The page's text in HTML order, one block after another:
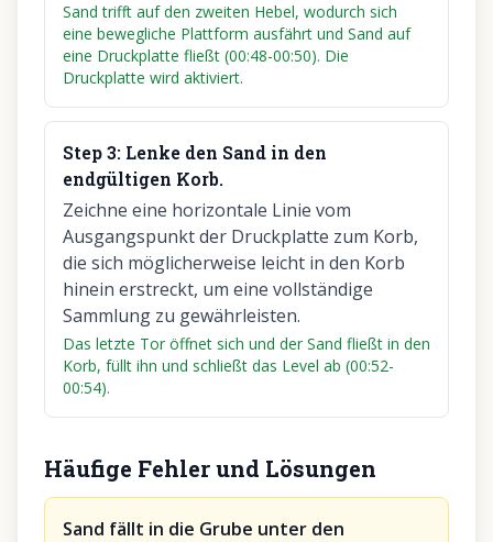
Sand trifft auf den zweiten Hebel, wodurch sich
eine bewegliche Plattform ausfährt und Sand auf
eine Druckplatte fließt (00:48-00:50). Die
Druckplatte wird aktiviert.
Step3: Lenke den Sand in den
endgültigen Korb.
Zeichne eine horizontale Linie vom
Ausgangspunkt der Druckplatte zum Korb,
die sich möglicherweise leicht in den Korb
hinein erstreckt, um eine vollständige
Sammlung zu gewährleisten.
Das letzte Tor öffnet sich und der Sand fließt in den
Korb, füllt ihn und schließt das Level ab (00:52-
00:54).
Häufige Fehler und Lösungen
Sand fällt in die Grube unter den